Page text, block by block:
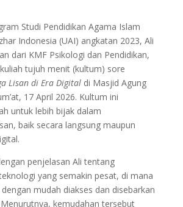
Studi Pendidikan Agama Islam
Indonesia (UAI) angkatan 2023, Ali
dari KMF Psikologi dan Pendidikan,
tujuh menit (kultum) sore
Lisan di Era Digitaldi Masjid Agung
17 April 2026. Kultum ini
untuk lebih bijak dalam
baik secara langsung maupun
penjelasan Ali tentang
yang semakin pesat, di mana
mudah diakses dan disebarkan
kemudahan tersebut